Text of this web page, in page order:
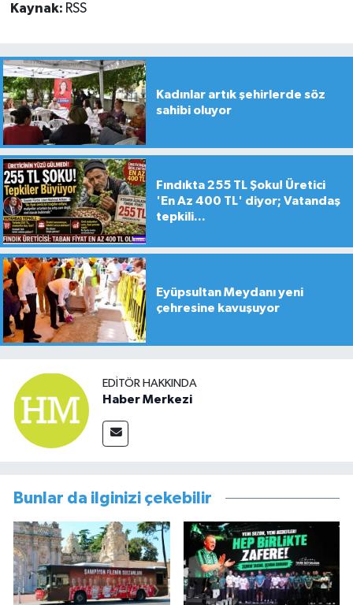
Kaynak: RSS
Kadınlar artık şehirlerde söz
sahibi oluyor
Fındıkta 255 TL Şoku! Üretici
'En Az 400 TL' diyor; Vatandaş
tepkili...
Eyüpsultan Meydanı yeni
çehresine kavuşuyor
EDITÖR HAKKINDA
Haber Merkezi
Bunlar da ilginizi çekebilir